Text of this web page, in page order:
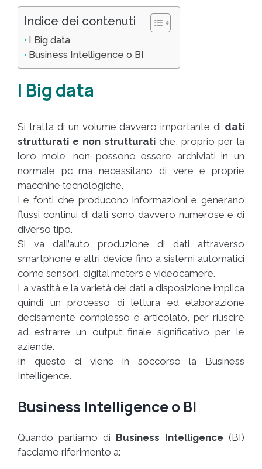
Indice dei contenuti
I Big data
Business Intelligence o BI
I Big data
Si tratta di un volume davvero importante di dati
strutturati e non strutturati che, proprio per la
loro mole, non possono essere archiviati in un
normale pc ma necessitano di vere e proprie
macchine tecnologiche.
Le fonti che producono informazioni e generano
flussi continui di dati sono davvero numerose e di
diverso tipo.
Si va dall’auto produzione di dati attraverso
smartphone e altri device fino a sistemi automatici
come sensori, digital meters e videocamere.
La vastità e la varietà dei dati a disposizione implica
quindi un processo di lettura ed elaborazione
decisamente complesso e articolato, per riuscire
ad estrarre un output finale significativo per le
aziende.
In questo ci viene in soccorso la Business
Intelligence.
Business Intelligence o BI
Quando parliamo di Business Intelligence (BI)
facciamo riferimento a: